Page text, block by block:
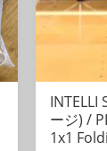
INTELLI
ージ) /
1x1